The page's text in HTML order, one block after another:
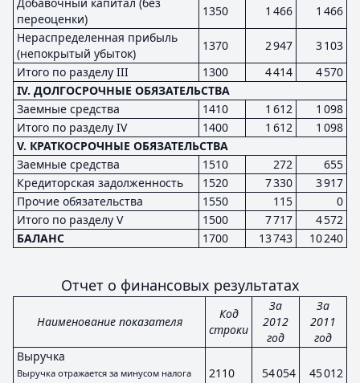
переоценки)
1350 1 466
1 466
Нераспределенная прибыль
(непокрытый убыток)
1370 2 947
3 103
Итого по разделу III
1300 4 414
4 570
IV. ДОЛГОСРОЧНЫЕ ОБЯЗАТЕЛЬСТВА
Заемные средства
1410 1 612
1 098
Итого по разделу IV
1400 1 612
1 098
V. КРАТКОСРОЧНЫЕ ОБЯЗАТЕЛЬСТВА
Заемные средства
1510 272
655
Кредиторская задолженность
1520 7 330
3 917
Прочие обязательства
1550 115
0
Итого по разделу V
1500 7 717
4 572
БАЛАНС
1700 13 743 10 240
Отчет о финансовых результатах
Наименование показателя
Код
строки
За
2012
год
За
2011
год
Выручка
Выручка отражается за минусом налога
2110 54 054 45 012